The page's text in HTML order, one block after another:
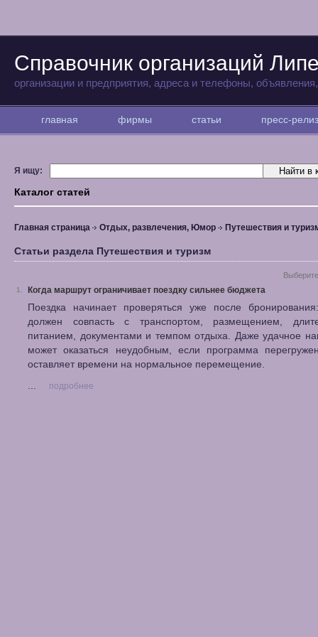
Справочник организаций
организации и предприятия, адреса и телефоны,
главная фирмы статьи пресс-
Я ищу:
Каталог статей
Главная страница Отдых, развлечения, Юмор Путешествия и
Статьи раздела Путешествия и туризм
1. Когда маршрут ограничивает поездку сильнее бюджета
Поездка начинает проверяться уже после
должен совпасть с транспортом, размещением,
питанием, документами и темпом отдыха. Даже удачное
может оказаться неудобным, если программа
оставляет времени на нормальное перемещение.
...
подробнее